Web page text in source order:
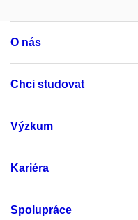
O nás
Chci studovat
Výzkum
Kariéra
Spolupráce